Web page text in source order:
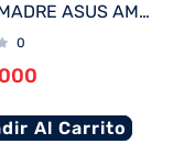
PLACA MADRE ASUS AM4 PRIME A520M-A II V/S/R/HDMI/DP/M.2/DDR4/MATX
0
Al Carrito